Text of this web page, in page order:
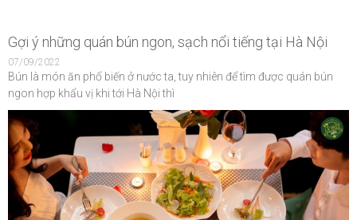
Gợi ý những quán bún ngon, sạch nổi tiếng tại Hà Nội
07/09/2022
Bún là món ăn phổ biến ở nước ta, tuy nhiên để tìm được quán bún
ngon hợp khẩu vị khi tới Hà Nội thì